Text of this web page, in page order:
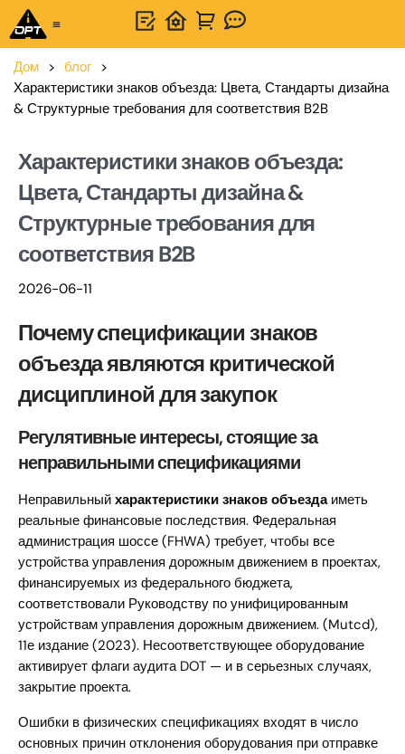
Дом > блог >
Характеристики знаков объезда: Цвета, Стандарты дизайна
& Структурные требования для соответствия B2B
Характеристики знаков объезда:
Цвета, Стандарты дизайна &
Структурные требования для
соответствия B2B
2026-06-11
Почему спецификации знаков
объезда являются критической
дисциплиной для закупок
Регулятивные интересы, стоящие за
неправильными спецификациями
Неправильный характеристики знаков объездаиметь
реальные финансовые последствия. Федеральная
администрация шоссе (FHWA) требует, чтобы все
устройства управления дорожным движением в проектах,
финансируемых из федерального бюджета,
соответствовали Руководству по унифицированным
устройствам управления дорожным движением. (Mutcd),
11е издание (2023). Несоответствующее оборудование
активирует флаги аудита DOT — и в серьезных случаях,
закрытие проекта.
Ошибки в физических спецификациях входят в число
основных причин отклонения оборудования при отправке